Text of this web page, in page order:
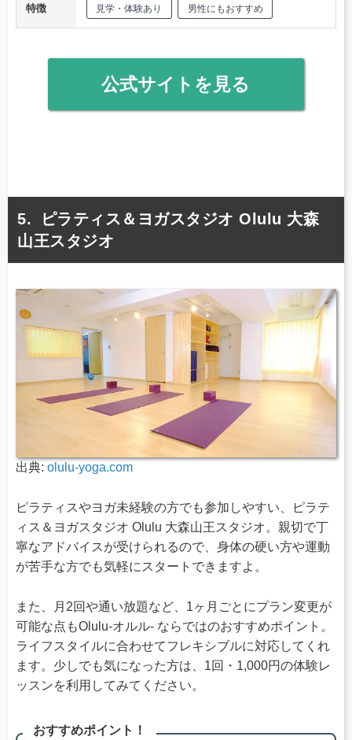
特徴 見学・体験あり 男性にもおすすめ
公式サイトを見る
ピラティス＆ヨガスタジオ Olulu 大森
山王スタジオ
出典: olulu-yoga.com
ピラティスやヨガ未経験の方でも参加しやすい、ピラテ
ィス＆ヨガスタジオ Olulu 大森山王スタジオ。親切で丁
寧なアドバイスが受けられるので、身体の硬い方や運動
が苦手な方でも気軽にスタートできますよ。
また、月2回や通い放題など、1ヶ月ごとにプラン変更が
可能な点もOlulu-オルル- ならではのおすすめポイント。
ライフスタイルに合わせてフレキシブルに対応してくれ
ます。少しでも気になった方は、1回・1,000円の体験レ
ッスンを利用してみてください。
おすすめポイント！